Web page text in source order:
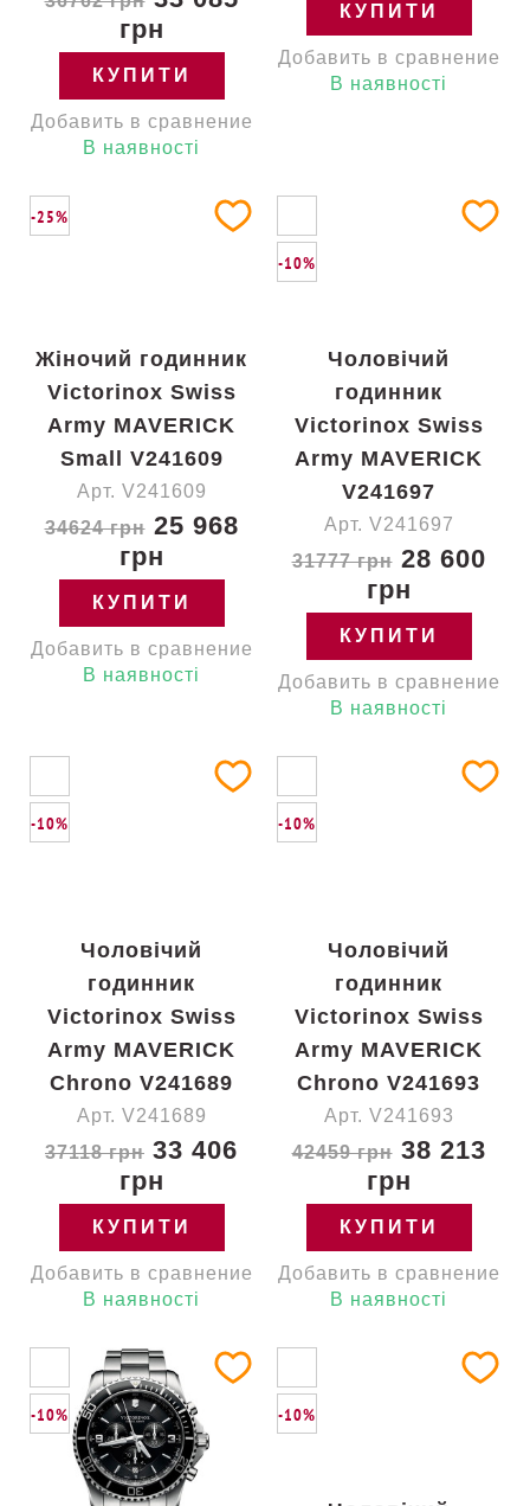
грн
КУПИТИ
Добавить в сравнение
В наявності
КУПИТИ
Добавить в сравнение
В наявності
-25%
Жіночий годинник
Victorinox Swiss
Army MAVERICK
Small V241609
Арт. V241609
34624 грн25 968
грн
КУПИТИ
Добавить в сравнение
В наявності
-10%
Чоловічий
годинник
Victorinox Swiss
Army MAVERICK
V241697
Арт. V241697
31777 грн28 600
грн
КУПИТИ
Добавить в сравнение
В наявності
-10%
Чоловічий
годинник
Victorinox Swiss
Army MAVERICK
Chrono V241689
Арт. V241689
37118 грн 33 406
грн
КУПИТИ
Добавить в сравнение
В наявності
-10%
Чоловічий
годинник
Victorinox Swiss
Army MAVERICK
Chrono V241693
Арт. V241693
42459 грн38 213
грн
КУПИТИ
Добавить в сравнение
В наявності
-10% -10%